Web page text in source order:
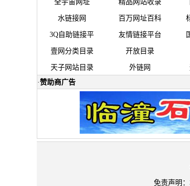
全宇宙网址 精品网站收录
水链接网 百万网址百科
3Q自助链接平 友情链接平台
壹网分类目录 开放目录
天子网站目录 外链网
·赞助商广告
免责声明